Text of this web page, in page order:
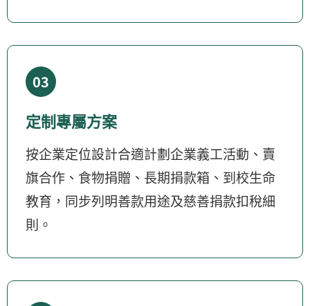
03
定制專屬方案
按企業定位設計合適計劃企業義工活動、賣
旗合作、食物捐贈、長期捐款箱、到校生命
教育，同步列明善款用途及慈善捐款扣稅細
則。